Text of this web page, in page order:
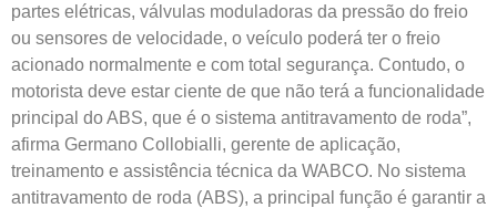
partes elétricas, válvulas moduladoras da pressão do freio
ou sensores de velocidade, o veículo poderá ter o freio
acionado normalmente e com total segurança. Contudo, o
motorista deve estar ciente de que não terá a funcionalidade
principal do ABS, que é o sistema antitravamento de roda”,
afirma Germano Collobialli, gerente de aplicação,
treinamento e assistência técnica da WABCO. No sistema
antitravamento de roda (ABS), a principal função é garantir a